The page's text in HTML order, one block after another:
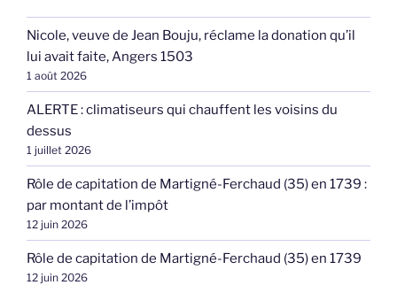
Nicole, veuve de Jean Bouju, réclame la donation qu’il
lui avait faite, Angers 1503
1 août 2026
ALERTE : climatiseurs qui chauffent les voisins du
dessus
1 juillet 2026
Rôle de capitation de Martigné-Ferchaud (35) en 1739 :
par montant de l’impôt
12 juin 2026
Rôle de capitation de Martigné-Ferchaud (35) en 1739
12 juin 2026